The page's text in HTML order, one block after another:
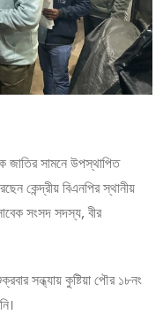
জাতির সামনে উপস্থাপিত
কেন্দ্রীয় বিএনপির স্থানীয়
সংসদ সদস্য, বীর
সন্ধ্যায় কুষ্টিয়া পৌর ১৮নং